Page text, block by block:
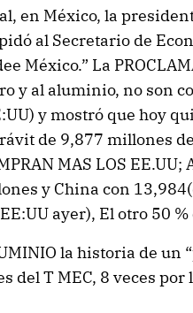
en México, la
al Secretario de
México.” La
y al aluminio, no son
y mostró que hoy
de 9,877 millones
MAS LOS
y China con
ayer), El otro 50
la historia de un
del T MEC, 8 veces